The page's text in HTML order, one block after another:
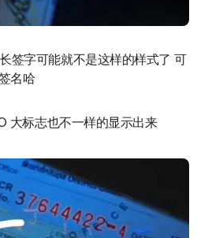
签字可能就不是这样的样式了 可
名哈
大标志也不一样的显示出来